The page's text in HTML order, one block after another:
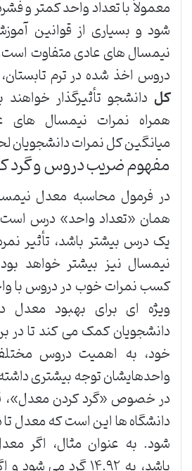
معمولاً با تعداد واحد کمتر و
شود و بسیاری از قوانین
نیمسال های عادی متفاوت
دروس اخذ شده در ترم
کل دانشجو تأثیرگذار
همراه نمرات نیمسال های
میانگین کل نمرات دانشجویان
مفهوم ضریب دروس و گرد
در فرمول محاسبه معدل
همان «تعداد واحد» درس
یک درس بیشتر باشد، تأثیر
نیمسال نیز بیشتر خواهد
کسب نمرات خوب در دروس با
ویژه ای برای بهبود معدل
دانشجویان کمک می کند تا در
خود، به اهمیت دروس
واحدهایشان توجه بیشتری
در خصوص «گرد کردن معدل»،
دانشگاه ها این است که معدل تا